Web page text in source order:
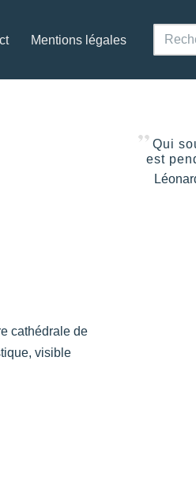
Mentions légales
cathédrale de
visible
Qui
est